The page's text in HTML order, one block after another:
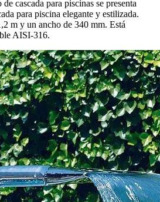
de cascada para piscinas se presenta
para piscina elegante y estilizada.
m y un ancho de 340 mm. Está
AISI-316.